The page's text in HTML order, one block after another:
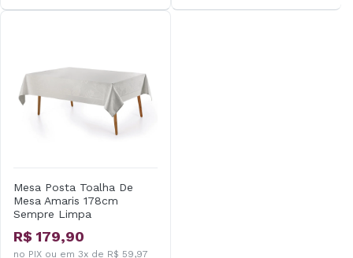
Mesa Posta Toalha De
Mesa Amaris 178cm
Sempre Limpa
R$ 179,90
no PIX ou em 3x de R$ 59,97